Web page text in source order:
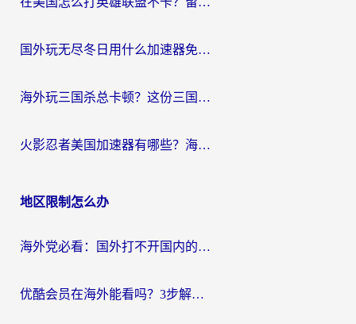
国外玩无尽冬日用什么加速器免费？海外党国服游戏加速避坑指南
海外玩三国杀总卡顿？这份三国杀游戏加速器指南帮你告别延迟烦恼
火影忍者美国加速器有哪些？海外党亲测的国服游戏加速全攻略（含菲律宾玩三国之刃守望黎明技巧）
地区限制怎么办
海外党必看：国外打不开国内的app怎么办？3步解决你的乡愁
优酷会员在海外能看吗？3步解决海外追剧难题，附实测好用加速器推荐